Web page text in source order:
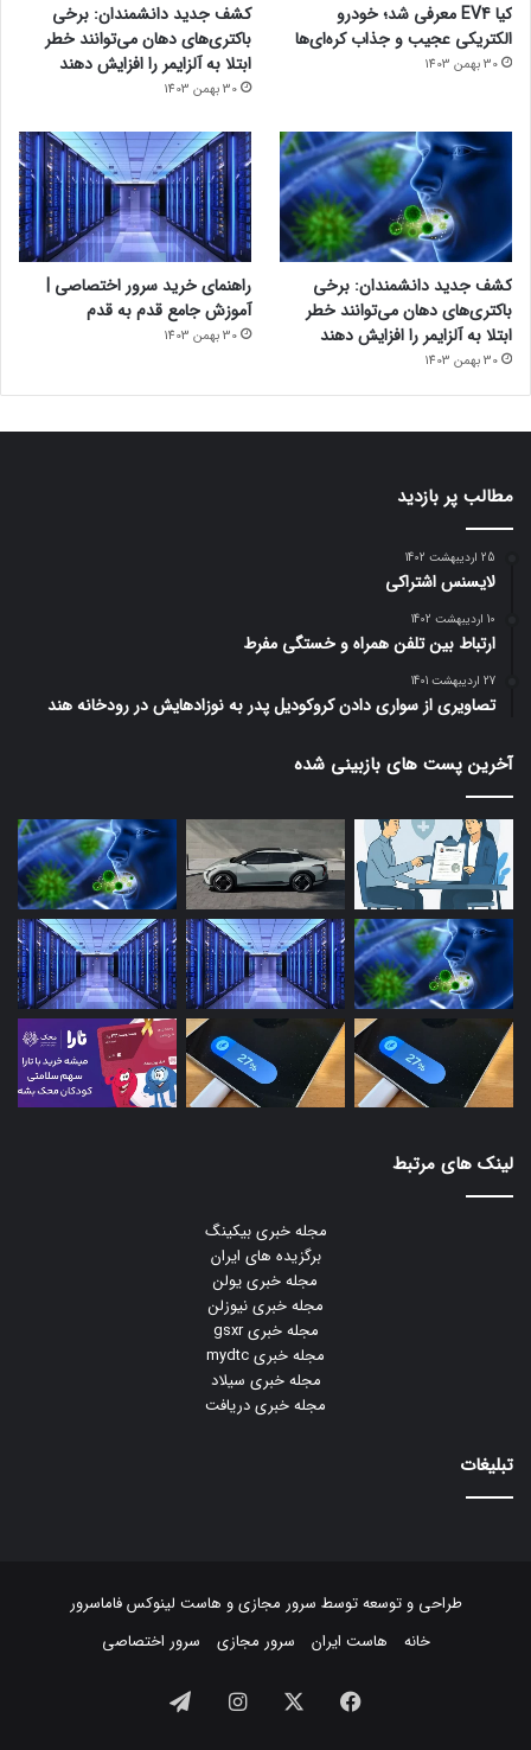
کیا EV4 معرفی شد؛ خودرو
الکتریکی عجیب و جذاب کره‌ای‌ها
30 بهمن 1403
کشف جدید دانشمندان: برخی
باکتری‌های دهان می‌توانند خطر
ابتلا به آلزایمر را افزایش دهند
30 بهمن 1403
کشف جدید دانشمندان: برخی
باکتری‌های دهان می‌توانند خطر
ابتلا به آلزایمر را افزایش دهند
30 بهمن 1403
راهنمای خرید سرور اختصاصی |
آموزش جامع قدم به قدم
30 بهمن 1403
مطالب پر بازدید
25 اردیبهشت 1402
لایسنس اشتراکی
10 اردیبهشت 1402
ارتباط بین تلفن همراه و خستگی مفرط
27 اردیبهشت 1401
تصاویری از سواری دادن کروکودیل پدر به نوزادهایش در رودخانه هند
آخرین پست های بازبینی شده
لینک های مرتبط
مجله خبری بیکینگ
برگزیده های ایران
مجله خبری یولن
مجله خبری نیوزلن
مجله خبری gsxr
مجله خبری mydtc
مجله خبری سیلاد
مجله خبری دریافت
تبلیغات
طراحی و توسعه توسط سرور مجازیو هاست لینوکسفاماسرور
خانه
هاست ایران سرور مجازی سرور اختصاصی
فیسبوک ایکس اینستاگرام